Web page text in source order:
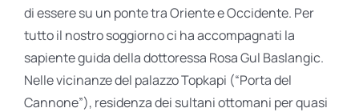
di essere su un ponte tra Oriente e Occidente. Per
tutto il nostro soggiorno ci ha accompagnati la
sapiente guida della dottoressa Rosa Gul Baslangic.
Nelle vicinanze del palazzo Topkapi (“Porta del
Cannone”), residenza dei sultani ottomani per quasi